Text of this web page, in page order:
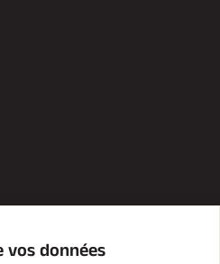
vos données